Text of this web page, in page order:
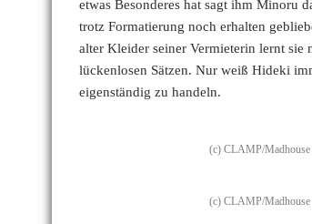
etwas Besonderes hat sagt ihm Minoru
trotz Formatierung noch erhalten
alter Kleider seiner Vermieterin lernt sie
lückenlosen Sätzen. Nur weiß Hideki
eigenständig zu handeln.
(c) CLAMP/Madhouse
(c) CLAMP/Madhouse